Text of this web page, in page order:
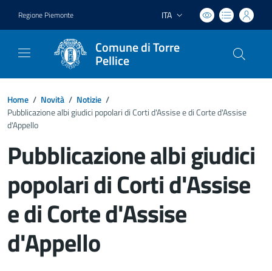
Regione Piemonte Lingua attiva:
ITA
Comune di Torre
Pellice
Home / Novità / Notizie /
Pubblicazione albi giudici popolari di Corti d'Assise e di Corte d'Assise
d'Appello
Pubblicazione albi giudici
popolari di Corti d'Assise
e di Corte d'Assise
d'Appello